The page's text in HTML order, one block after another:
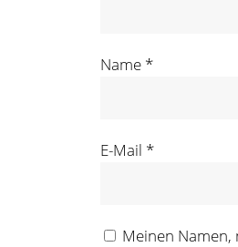
Name *
E-Mail *
Meinen Namen,